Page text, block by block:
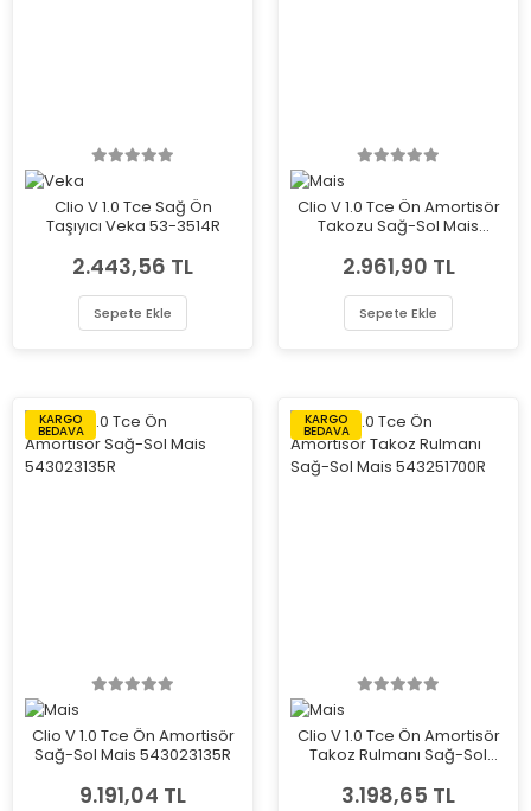
Clio V 1.0 Tce Sağ Ön
Taşıyıcı Veka 53-3514R
2.443,56 TL
Sepete Ekle
Clio V 1.0 Tce Ön Amortisör
Takozu Sağ-Sol Mais
2.961,90 TL
Sepete Ekle
KARGO
BEDAVA
Clio V 1.0 Tce Ön Amortisör
Sağ-Sol Mais 543023135R
9.191,04 TL
KARGO
BEDAVA
Clio V 1.0 Tce Ön Amortisör
Takoz Rulmanı Sağ-Sol
3.198,65 TL